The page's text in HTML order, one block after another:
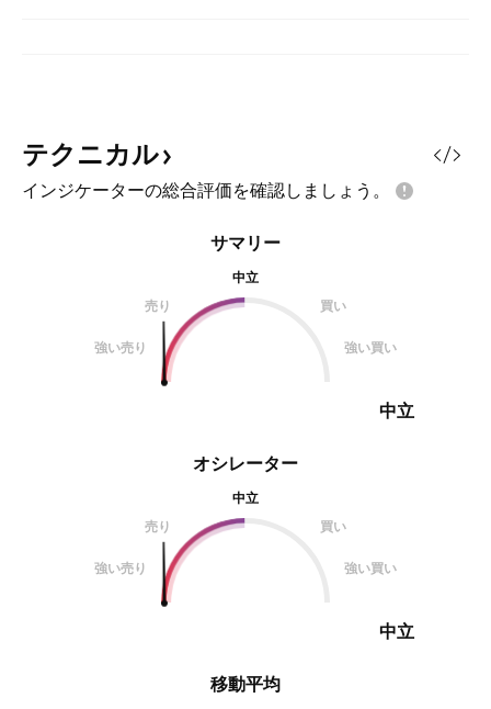
テクニカル
インジケーターの総合評価を確認しましょう。
オシレーター
中立
売り
買い
強い売り 強い買い
中立
サマリー
中立
売り
買い
強い売り 強い買い
中立
移動平均